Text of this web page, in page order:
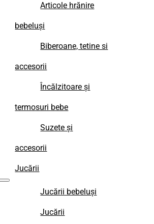
Articole hrănire
bebeluși
Biberoane, tetine si
accesorii
Încălzitoare și
termosuri bebe
Suzete și
accesorii
Jucării
Jucării bebeluși
Jucării